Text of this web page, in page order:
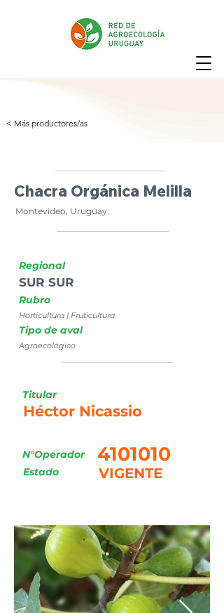
< Más productores/as
Chacra Orgánica Melilla
Montevideo, Uruguay.
Regional
SUR SUR
Rubro
Horticultura | Fruticultura
Tipo de aval
Agroecológico
Titular
Héctor Nicassio
N°Operador
VIGENTE
Estado
4101010